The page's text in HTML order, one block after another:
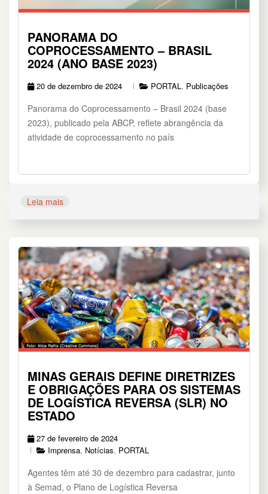
PANORAMA DO
COPROCESSAMENTO – BRASIL
2024 (ANO BASE 2023)
20 de dezembro de 2024 PORTAL, Publicações
Panorama do Coprocessamento – Brasil 2024 (base
2023), publicado pela ABCP, reflete abrangência da
atividade de coprocessamento no país
Leia mais
MINAS GERAIS DEFINE DIRETRIZES
E OBRIGAÇÕES PARA OS SISTEMAS
DE LOGÍSTICA REVERSA (SLR) NO
ESTADO
27 de fevereiro de 2024
Imprensa, Notícias, PORTAL
Agentes têm até 30 de dezembro para cadastrar, junto
à Semad, o Plano de Logística Reversa